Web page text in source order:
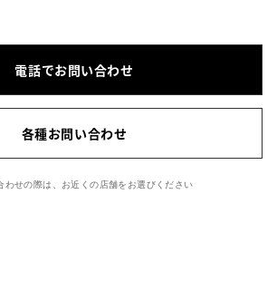
電話でお問い合わせ
各種お問い合わせ
せの際は、お近くの店舗をお選びください